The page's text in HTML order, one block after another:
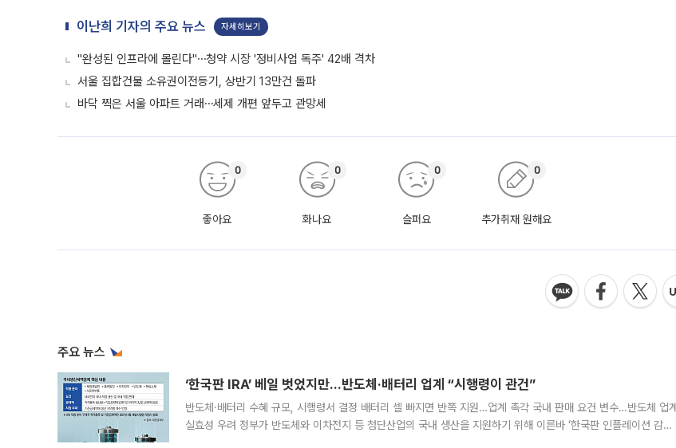
이난희 기자의 주요 뉴스 자세히보기
"완성된 인프라에 몰린다"⋯청약 시장 '정비사업 독주' 42배 격차
서울 집합건물 소유권이전등기, 상반기 13만건 돌파
바닥 찍은 서울 아파트 거래⋯세제 개편 앞두고 관망세
좋아요
0
화나요
0
슬퍼요
0
추가취재 원해요
0
주요 뉴스
‘한국판 IRA’ 베일 벗었지만…반도체·배터리 업계 “시행령이 관건”
반도체·배터리 수혜 규모, 시행령서 결정 배터리 셀 빠지면 반쪽 지원…업계 촉각 국내 판매 요건 변수…반도체 업계
실효성 우려 정부가 반도체와 이차전지 등 첨단산업의 국내 생산을 지원하기 위해 이른바 ‘한국판 인플레이션 감축